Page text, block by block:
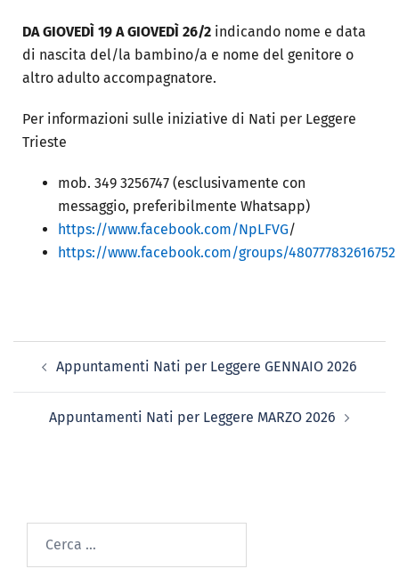
DA GIOVEDÌ 19 A GIOVEDÌ 26/2 indicando nome e data
di nascita del/la bambino/a e nome del genitore o
altro adulto accompagnatore.
Per informazioni sulle iniziative di Nati per Leggere
Trieste
mob. 349 3256747 (esclusivamente con
messaggio, preferibilmente Whatsapp)
https://www.facebook.com/NpLFVG/
https://www.facebook.com/groups/480777832616752
Appuntamenti Nati per Leggere GENNAIO 2026
Appuntamenti Nati per Leggere MARZO 2026